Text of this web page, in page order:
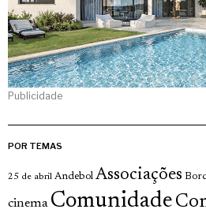
Publicidade
POR TEMAS
25 de abril Andebol Associações
cinema Comunidade